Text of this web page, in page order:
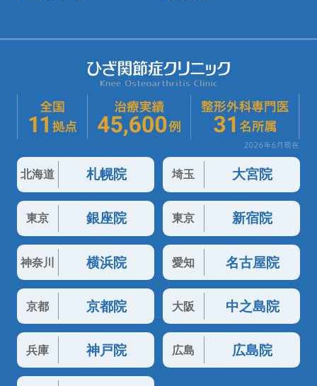
北海道 札幌院 埼玉 大宮院
東京 銀座院 東京 新宿院
神奈川 横浜院 愛知 名古屋院
京都 京都院 大阪 中之島院
兵庫 神戸院 広島 広島院